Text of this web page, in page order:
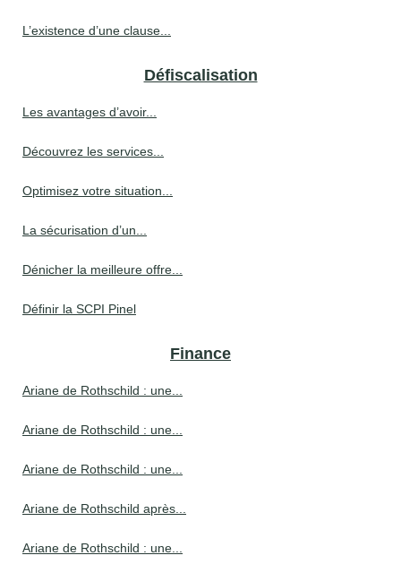
L’existence d’une clause...
Défiscalisation
Les avantages d’avoir...
Découvrez les services...
Optimisez votre situation...
La sécurisation d’un...
Dénicher la meilleure offre...
Définir la SCPI Pinel
Finance
Ariane de Rothschild : une...
Ariane de Rothschild : une...
Ariane de Rothschild : une...
Ariane de Rothschild après...
Ariane de Rothschild : une...